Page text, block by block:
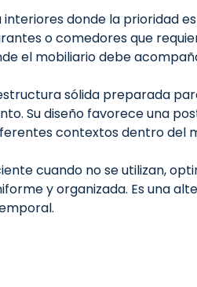
donde la prioridad
o comedores que
el mobiliario debe
sólida preparada
Su diseño favorece una
contextos dentro del
cuando no se utilizan,
y organizada. Es una